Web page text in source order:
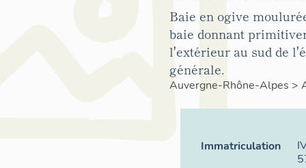
Baie en ogive
baie donnant
l'extérieur au sud de
générale.
Auvergne-Rhône-Alpes >
Immatriculation